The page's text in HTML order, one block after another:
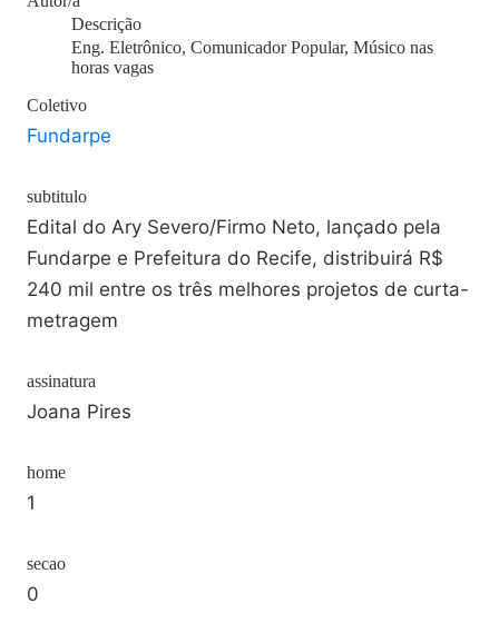
Descrição
Eng. Eletrônico, Comunicador Popular, Músico nas
horas vagas
Coletivo
Fundarpe
subtitulo
Edital do Ary Severo/Firmo Neto, lançado pela
Fundarpe e Prefeitura do Recife, distribuirá R$
240 mil entre os três melhores projetos de curta-
metragem
assinatura
Joana Pires
home
1
secao
0